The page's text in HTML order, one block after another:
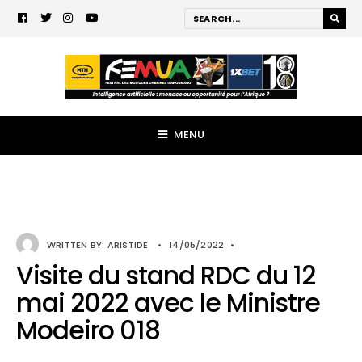
MENU
WRITTEN BY: ARISTIDE • 14/05/2022 •
Visite du stand RDC du 12
mai 2022 avec le Ministre
Modeiro 018